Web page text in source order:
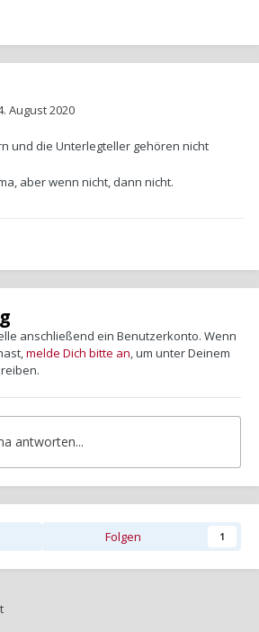
August 2020
und die Unterlegteller gehören nicht
aber wenn nicht, dann nicht.
anschließend ein Benutzerkonto. Wenn
melde Dich bitte an, um unter Deinem
antworten...
Folgen 1